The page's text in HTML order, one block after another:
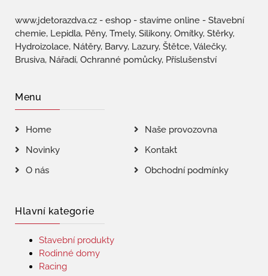
www.jdetorazdva.cz - eshop - stavíme online - Stavební
chemie, Lepidla, Pěny, Tmely, Silikony, Omítky, Stěrky,
Hydroizolace, Nátěry, Barvy, Lazury, Štětce, Válečky,
Brusiva, Nářadí, Ochranné pomůcky, Příslušenství
Menu
Home
Naše provozovna
Novinky
Kontakt
O nás
Obchodní podmínky
Hlavní kategorie
Stavební produkty
Rodinné domy
Racing